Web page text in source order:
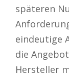
späteren
eindeutige
die
Hersteller